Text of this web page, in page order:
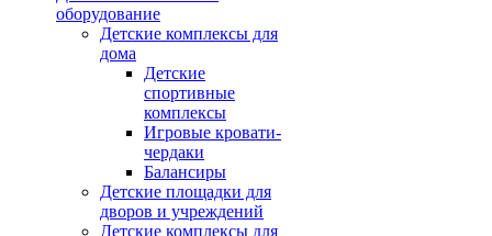
оборудование
Детские комплексы для
дома
Детские
спортивные
комплексы
Игровые кровати-
чердаки
Балансиры
Детские площадки для
дворов и учреждений
Детские комплексы для